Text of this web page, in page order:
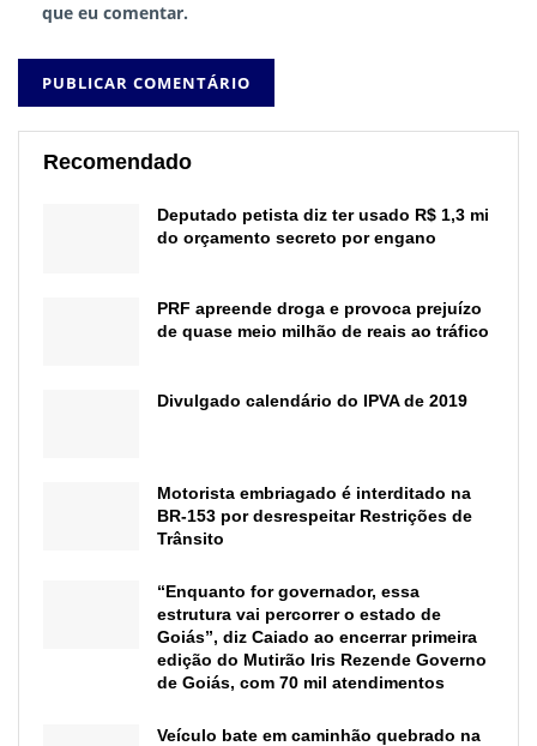
que eu comentar.
Recomendado
Deputado petista diz ter usado R$ 1,3 mi
do orçamento secreto por engano
PRF apreende droga e provoca prejuízo
de quase meio milhão de reais ao tráfico
Divulgado calendário do IPVA de 2019
Motorista embriagado é interditado na
BR-153 por desrespeitar Restrições de
Trânsito
“Enquanto for governador, essa
estrutura vai percorrer o estado de
Goiás”, diz Caiado ao encerrar primeira
edição do Mutirão Iris Rezende Governo
de Goiás, com 70 mil atendimentos
Veículo bate em caminhão quebrado na